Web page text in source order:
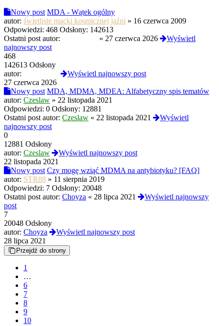
Nowy post MDA - Wątek ogólny
autor: świetliste macki kosmicznej jaźni » 16 czerwca 2009
Odpowiedzi: 468 Odsłony: 142613
Ostatni post autor:
« 27 czerwca 2026
Wyświetl
najnowszy post
468
142613 Odsłony
autor:
Wyświetl najnowszy post
27 czerwca 2026
Nowy post MDA, MDMA, MDEA: Alfabetyczny spis tematów
autor: Czeslaw » 22 listopada 2021
Odpowiedzi: 0 Odsłony: 12881
Ostatni post autor: Czeslaw « 22 listopada 2021
Wyświetl
najnowszy post
0
12881 Odsłony
autor: Czeslaw
Wyświetl najnowszy post
22 listopada 2021
Nowy post Czy mogę wziąć MDMA na antybiotyku? [FAQ]
autor: STR88 » 11 sierpnia 2019
Odpowiedzi: 7 Odsłony: 20048
Ostatni post autor: Choyza « 28 lipca 2021
Wyświetl najnowszy
post
7
20048 Odsłony
autor: Choyza
Wyświetl najnowszy post
28 lipca 2021
Przejdź do strony
1
…
6
7
8
9
10